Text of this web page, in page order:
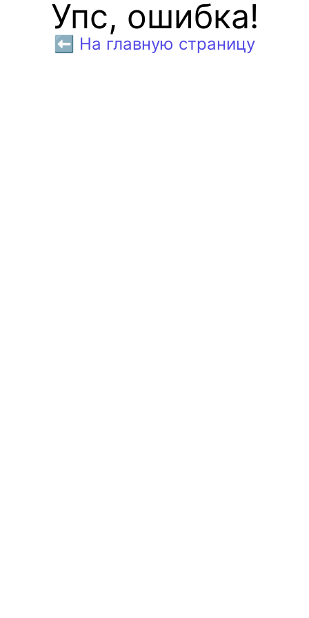
Упс, ошибка!
⬅️ На главную страницу